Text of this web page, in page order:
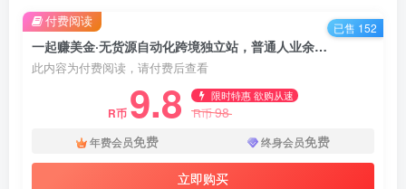
一起赚美金·无货源自动化跨境独立站，普通人业余时间也能在家卖货全球【无提供插件】
此内容为付费阅读，请付费后查看
R币 9.8 限时特惠 欲购从速
R币98
年费会员免费 终身会员免费
立即购买
付费阅读 已售 152